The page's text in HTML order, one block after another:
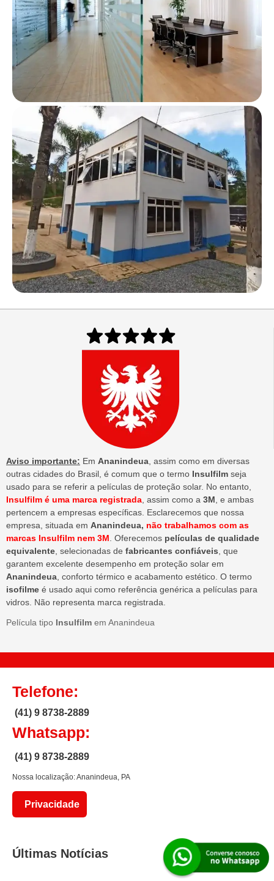
Aviso importante: Em Ananindeua , assim como em diversas
outras cidades do Brasil, é comum que o termo Insulfilm seja
usado para se referir a películas de proteção solar. No entanto,
Insulfilm é uma marca registrada , assim como a 3M , e ambas
pertencem a empresas específicas. Esclarecemos que nossa
empresa, situada em Ananindeua, não trabalhamos com as
marcas Insulfilm nem 3M . Oferecemos películas de qualidade
equivalente , selecionadas de fabricantes confiáveis , que
garantem excelente desempenho em proteção solar em
Ananindeua , conforto térmico e acabamento estético. O termo
isofilme é usado aqui como referência genérica a películas para
vidros. Não representa marca registrada.
Película tipo Insulfilm em Ananindeua
Telefone:
(41) 9 8738-2889
Whatsapp:
(41) 9 8738-2889
Nossa localização: Ananindeua, PA
Privacidade
Últimas Notícias